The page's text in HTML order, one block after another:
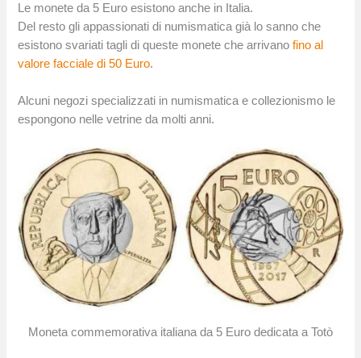
Le monete da 5 Euro esistono anche in Italia.
Del resto gli appassionati di numismatica già lo sanno che
esistono svariati tagli di queste monete che arrivanofino al
valore facciale di 50 Euro.
Alcuni negozi specializzati in numismatica e collezionismo le
espongono nelle vetrine da molti anni.
Moneta commemorativa italiana da 5 Euro dedicata a Totò